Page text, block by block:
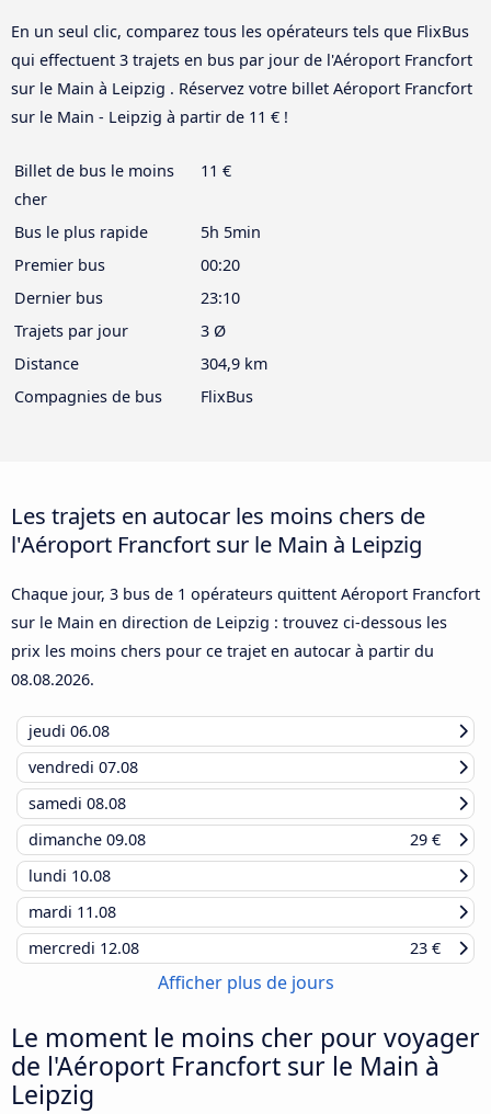
En un seul clic, comparez tous les opérateurs tels que FlixBus
qui effectuent 3 trajets en bus par jour de l'Aéroport Francfort
sur le Main à Leipzig . Réservez votre billet Aéroport Francfort
sur le Main - Leipzig à partir de 11 € !
Billet de bus le moins
cher
11 €
Bus le plus rapide
5h 5min
Premier bus
00:20
Dernier bus
23:10
Trajets par jour
3 Ø
Distance
304,9 km
Compagnies de bus
FlixBus
Les trajets en autocar les moins chers de
l'Aéroport Francfort sur le Main à Leipzig
Chaque jour, 3 bus de 1 opérateurs quittent Aéroport Francfort
sur le Main en direction de Leipzig : trouvez ci-dessous les
prix les moins chers pour ce trajet en autocar à partir du
08.08.2026.
jeudi 06.08
vendredi 07.08
samedi 08.08
dimanche 09.08
29 €
lundi 10.08
mardi 11.08
mercredi 12.08 23 €
Afficher plus de jours
Le moment le moins cher pour voyager
de l'Aéroport Francfort sur le Main à
Leipzig